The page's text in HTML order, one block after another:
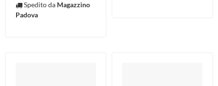
Spedito da Magazzino
Padova